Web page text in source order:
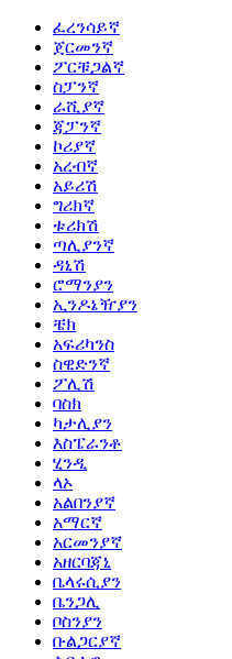
ፈረንሳይኛ
ጀርመንኛ
ፖርቹጋልኛ
ስፓንኛ
ራሺያኛ
ጃፓንኛ
ኮሪያኛ
አረብኛ
አይሪሽ
ግሪክኛ
ቱሪክሽ
ጣሊያንኛ
ዳኒሽ
ሮማንያን
ኢንዶኔዥያን
ቼክ
አፍሪካንስ
ስዊድንኛ
ፖሊሽ
ባስክ
ካታሊያን
እስፔራንቶ
ሂንዲ
ላኦ
አልበንያኛ
አማርኛ
አርመንያኛ
አዘርባጃኒ
ቤላሩሲያን
ቤንጋሊ
ቦስንያን
ቡልጋርያኛ